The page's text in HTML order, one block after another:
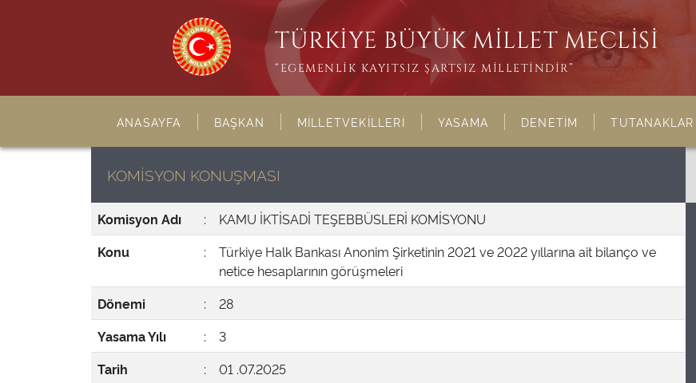
TÜRKİYE BÜYÜK MİLLET MECLİSİ
“EGEMENLİK KAYITSIZ ŞARTSIZ MİLLETİNDİR”
ANASAYFA BAŞKAN MİLLETVEKİLLERİ YASAMA DENETİM TUTANAKLAR
KOMİSYON KONUŞMASI
Komisyon Adı :
KAMU İKTİSADİ TEŞEBBÜSLERİ KOMİSYONU
Konu
:
Türkiye Halk Bankası Anonim Şirketinin 2021 ve 2022 yıllarına ait bilanço ve
netice hesaplarının görüşmeleri
Dönemi
:
28
Yasama Yılı
:
3
Tarih
: 01 .07.2025